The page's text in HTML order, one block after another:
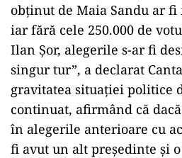
obținut de Maia Sandu ar
iar fără cele 250.000 de
Ilan Șor, alegerile s-ar fi
singur tur”, a declarat
gravitatea situației politice
continuat, afirmând că
în alegerile anterioare cu
fi avut un alt președinte și